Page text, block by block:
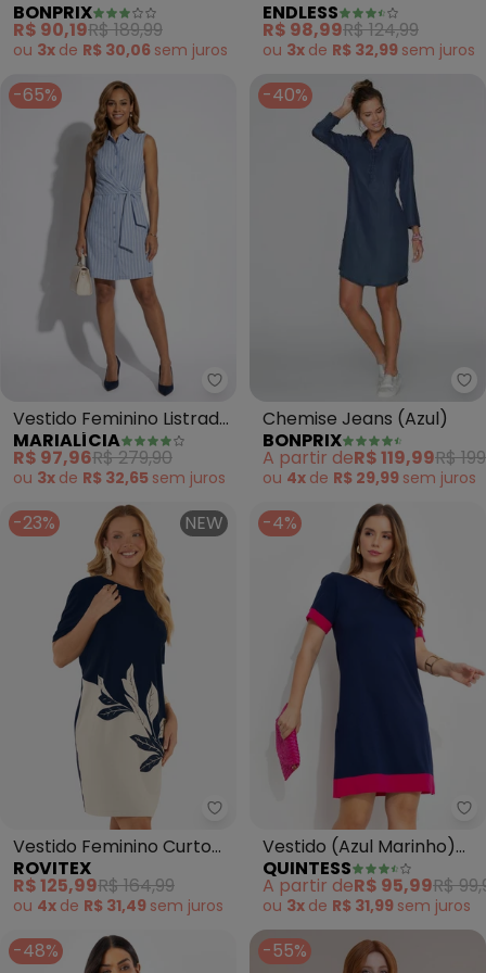
Tricoline
BONPRIX
R$ 90,19R$ 189,99
ou 3x de R$ 30,06 sem juros
Canelado Feminino (Azul)
ENDLESS
R$ 98,99R$ 124,99
ou 3x de R$ 32,99 sem juros
-65%
Marialícia - Vestido Feminino
Vestido Feminino Listrado
com Faixa (Azul)
MARIALÍCIA
R$ 97,96R$ 279,90
ou 3x de R$ 32,65 sem juros
-40%
Chemise Jeans (Azul)
BONPRIX
A partir deR$ 119,99R$
ou 4x de R$ 29,99 sem juros
-23% NEW
Rovitex - Vestido Feminino
Vestido Feminino Curto
Molecotton (Azul)
ROVITEX
R$ 125,99R$ 164,99
ou 4x de R$ 31,49 sem juros
-4%
Vestido (Azul Marinho)
em Malha de Viscose
QUINTESS
A partir deR$ 95,99R$
ou 3x de R$ 31,99 sem juros
-48% -55%